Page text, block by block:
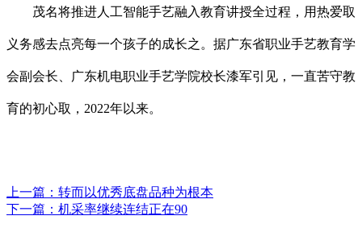
茂名将推进人工智能手艺融入教育讲授全过程，用热爱取
义务感去点亮每一个孩子的成长之。据广东省职业手艺教育学
会副会长、广东机电职业手艺学院校长漆军引见，一直苦守教
育的初心取，2022年以来。
上一篇： 转而以优秀底盘品种为根本
下一篇： 机采率继续连结正在90